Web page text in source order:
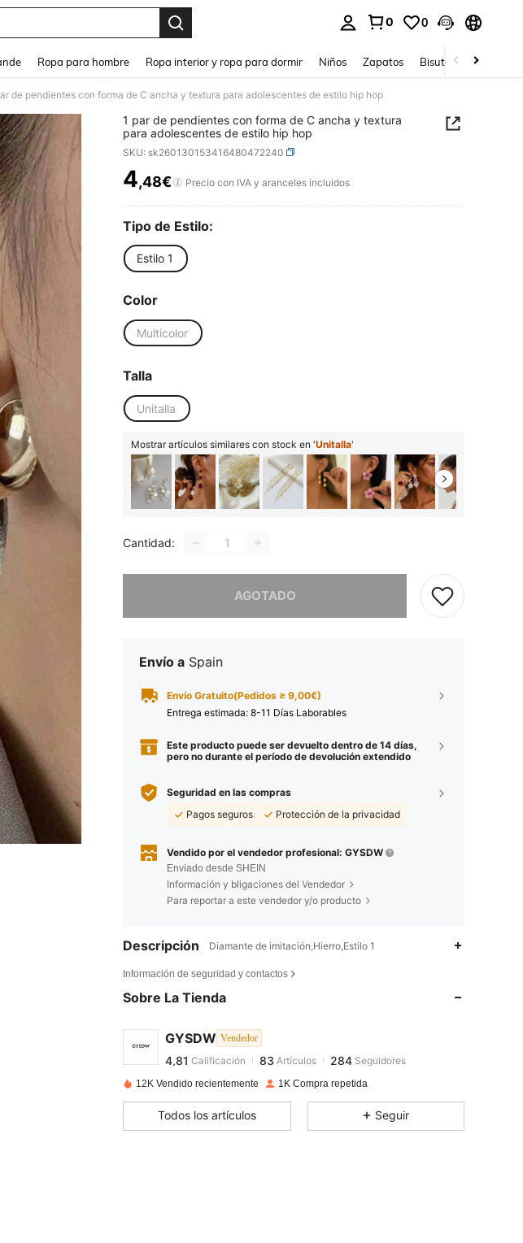
0 0
Ropa para hombre Ropa interior y ropa para dormir Niños Zapatos Bisutería Y
de pendientes con forma de C ancha y textura para adolescentes de estilo hip hop
1 par de pendientes con forma de C ancha y textura
para adolescentes de estilo hip hop
SKU: sk260130153416480472240
PRICE AND AVAILABILITY
4,48€ Precio con IVA y aranceles incluidos
Tipo de Estilo:
Estilo 1
Color
Multicolor
Talla
Unitalla
Mostrar artículos similares con stock en 'Unitalla'
Cantidad:
AGOTADO
Lo sentimos, este producto está agotado.
Envío a Spain
Envío Gratuito(Pedidos ≥ 9,00€)
Entrega estimada: 8-11 Días Laborables
Este producto puede ser devuelto dentro de 14 días,
pero no durante el período de devolución extendido
Seguridad en las compras
Pagos seguros
Protección de la privacidad
Vendido por el vendedor profesional: GYSDW
Enviado desde SHEIN
Información y bligaciones del Vendedor
Para reportar a este vendedor y/o producto
Descripción Diamante de imitación,Hierro,Estilo 1
Información de seguridad y contactos
Sobre La Tienda
GYSDW Vendedor
4,81 284
4,81
4,81 83 284
m***dpagadoHace 1 día
4,81 83 284
12K Vendido recientemente 1K Compra repetida
Todos los artículos Seguir